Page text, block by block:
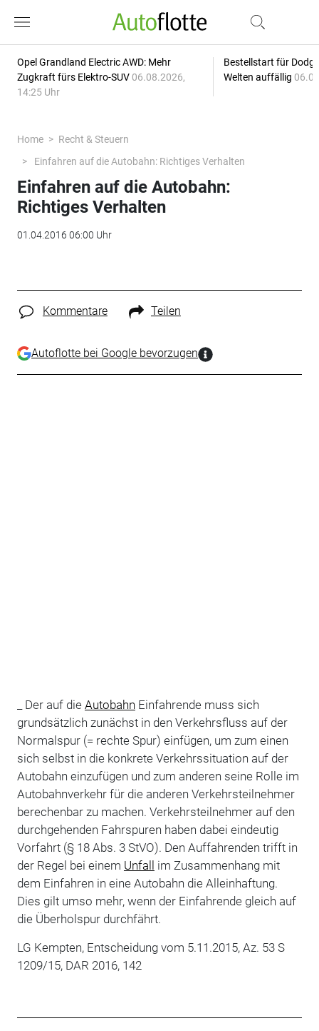
Opel Grandland Electric AWD: Mehr
Zugkraft fürs Elektro-SUV 06.08.2026,
14:25 Uhr
Bestellstart für
Welten auffällig
Home
Recht & Steuern
Einfahren auf die Autobahn: Richtiges Verhalten
Einfahren auf die Autobahn:
Richtiges Verhalten
01.04.2016 06:00 Uhr
Kommentare Teilen
Autoflotte bei Google bevorzugen
_ Der auf die Autobahn Einfahrende muss sich
grundsätzlich zunächst in den Verkehrsfluss auf der
Normalspur (= rechte Spur) einfügen, um zum einen
sich selbst in die konkrete Verkehrssituation auf der
Autobahn einzufügen und zum anderen seine Rolle im
Autobahnverkehr für die anderen Verkehrsteilnehmer
berechenbar zu machen. Verkehrsteilnehmer auf den
durchgehenden Fahrspuren haben dabei eindeutig
Vorfahrt (§ 18 Abs. 3 StVO). Den Auffahrenden trifft in
der Regel bei einem Unfall im Zusammenhang mit
dem Einfahren in eine Autobahn die Alleinhaftung.
Dies gilt umso mehr, wenn der Einfahrende gleich auf
die Überholspur durchfährt.
LG Kempten, Entscheidung vom 5.11.2015, Az. 53 S
1209/15, DAR 2016, 142